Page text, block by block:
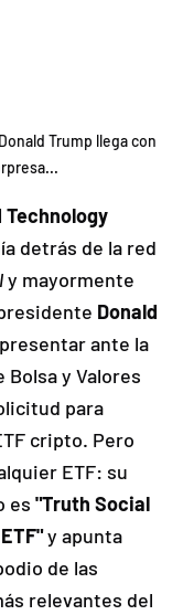
Trump llega con
Technology
detrás de la red
y mayormente
Donald
ante la
Bolsa y Valores
para
cripto. Pero
ETF: su
es "Truth Social
y apunta
de las
relevantes del